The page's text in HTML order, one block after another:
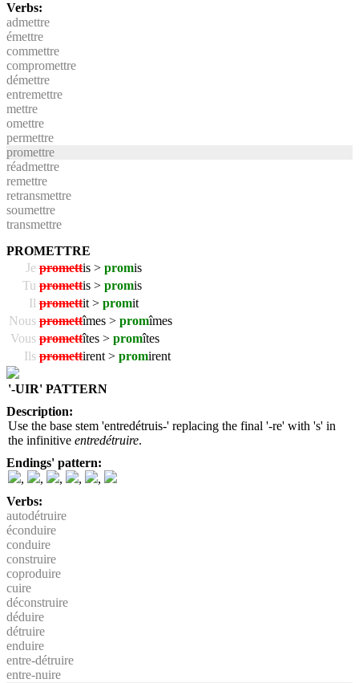
Verbs:
admettre
émettre
commettre
compromettre
démettre
entremettre
mettre
omettre
permettre
promettre
réadmettre
remettre
retransmettre
soumettre
transmettre
PROMETTRE
Je promettis > promis
Tu promettis > promis
Il promettit > promit
Nous promettîmes > promîmes
Vous promettîtes > promîtes
Ils promettirent > promirent
'-UIR' PATTERN
Description:
Use the base stem 'entredétruis-' replacing the final '-re' with 's' in
the infinitive entredétruire.
Endings' pattern:
,
, , ,
,
Verbs:
autodétruire
éconduire
conduire
construire
coproduire
cuire
déconstruire
déduire
détruire
enduire
entre-détruire
entre-nuire